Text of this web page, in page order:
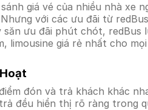
giá vé của nhiều nhà
với các ưu đãi từ
ưu đãi phút chót,
limousine giá rẻ nhất cho
đón và trả khách khác
đều hiển thị rõ ràng trong